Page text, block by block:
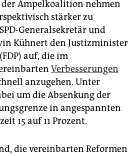
Ampelkoalition nehmen
stärker zu
Generalsekretär und
Kühnert den Justizminister
auf, die im
Verbesserungen
anzugehen. Unter
um die Absenkung der
in angespannten
15 auf 11 Prozent.
die vereinbarten Reformen